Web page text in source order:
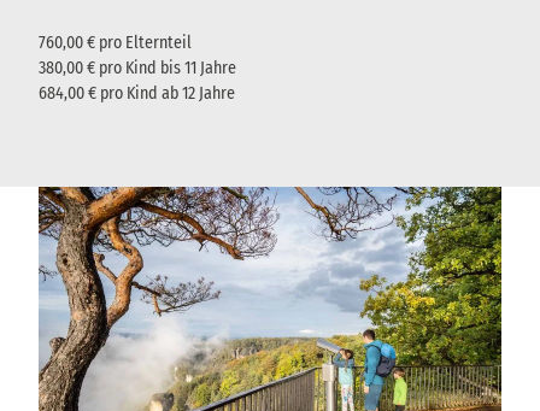
760,00 € pro Elternteil
380,00 € pro Kind bis 11 Jahre
684,00 € pro Kind ab 12 Jahre